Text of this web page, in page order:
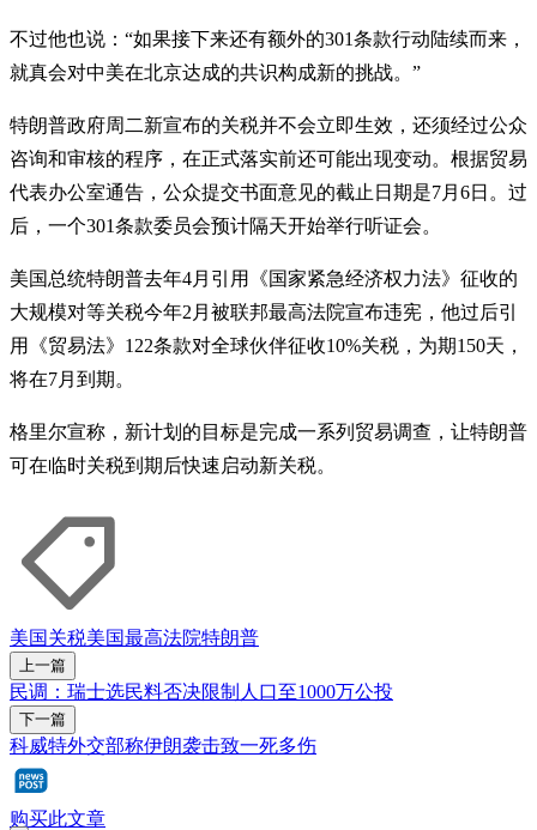
不过他也说：“如果接下来还有额外的301条款行动陆续而来，
就真会对中美在北京达成的共识构成新的挑战。”
特朗普政府周二新宣布的关税并不会立即生效，还须经过公众
咨询和审核的程序，在正式落实前还可能出现变动。根据贸易
代表办公室通告，公众提交书面意见的截止日期是7月6日。过
后，一个301条款委员会预计隔天开始举行听证会。
美国总统特朗普去年4月引用《国家紧急经济权力法》征收的
大规模对等关税今年2月被联邦最高法院宣布违宪，他过后引
用《贸易法》122条款对全球伙伴征收10%关税，为期150天，
将在7月到期。
格里尔宣称，新计划的目标是完成一系列贸易调查，让特朗普
可在临时关税到期后快速启动新关税。
美国关税美国最高法院特朗普
上一篇
民调：瑞士选民料否决限制人口至1000万公投
下一篇
科威特外交部称伊朗袭击致一死多伤
购买此文章